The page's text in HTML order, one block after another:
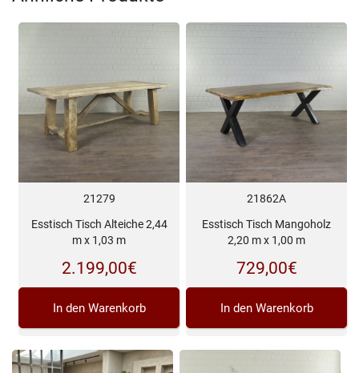
21279
Esstisch Tisch Alteiche 2,44
m x 1,03 m
2.199,00€
In den Warenkorb
21862A
Esstisch Tisch Mangoholz
2,20 m x 1,00 m
729,00€
In den Warenkorb